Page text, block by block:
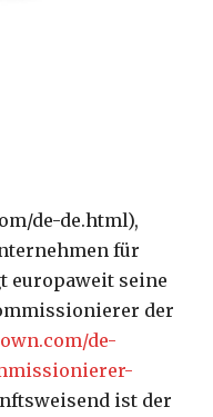
de-de.html),
für
europaweit seine
der
de-
ist der